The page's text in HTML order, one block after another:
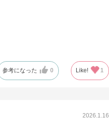
参考になった 0 Like! 1
2026.1.16